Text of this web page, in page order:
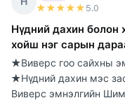
★★★★★ 5.0
Нүдний дахин болон
хойш нэг сарын
★Виверс гоо сайхны
★Нүдний дахин мэс
Виверс эмнэлгийн